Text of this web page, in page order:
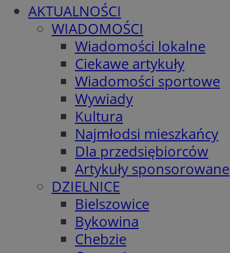
AKTUALNOŚCI
WIADOMOŚCI
Wiadomości lokalne
Ciekawe artykuły
Wiadomości sportowe
Wywiady
Kultura
Najmłodsi mieszkańcy
Dla przedsiębiorców
Artykuły sponsorowane
DZIELNICE
Bielszowice
Bykowina
Chebzie